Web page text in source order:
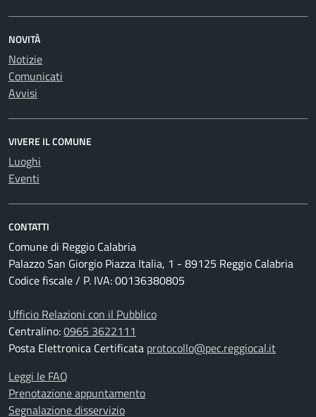
NOVITÀ
Notizie
Comunicati
Avvisi
VIVERE IL COMUNE
Luoghi
Eventi
CONTATTI
Comune di Reggio Calabria
Palazzo San Giorgio Piazza Italia, 1 - 89125 Reggio Calabria
Codice fiscale / P. IVA: 00136380805
Ufficio Relazioni con il Pubblico
Centralino:0965 3622111
Posta Elettronica Certificata protocollo@pec.reggiocal.it
Leggi le FAQ
Prenotazione appuntamento
Segnalazione disservizio